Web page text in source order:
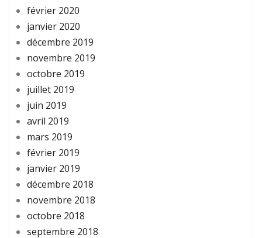
février 2020
janvier 2020
décembre 2019
novembre 2019
octobre 2019
juillet 2019
juin 2019
avril 2019
mars 2019
février 2019
janvier 2019
décembre 2018
novembre 2018
octobre 2018
septembre 2018